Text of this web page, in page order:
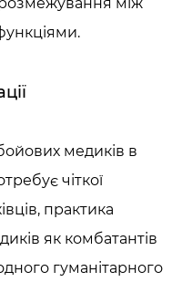
медиків в
чіткої
практика
як комбатантів
гуманітарного